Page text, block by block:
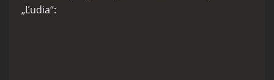
„Ľudia“: